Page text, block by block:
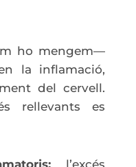
ho mengem—
la inflamació,
del cervell.
rellevants es
l’excés